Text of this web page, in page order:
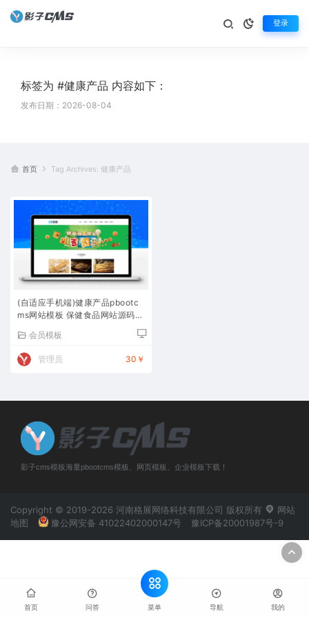
登录
标签为 #健康产品 内容如下：
发布日期：2026-08-04
首页 Tag Archives: 健康产品
(自适应手机端)健康产品pbootc
ms网站模板 保健食品网站源码下
会员模板
管理员 30￥
影子cms模板海量pbootcms模板、网页模板、企业模板下载！
Copyright © 2019-2026 河南格展网络科技有限公司 版权所有
网站
地图
豫公网安备 41022402000147号 豫ICP备20001987号-9
首页 问答 菜单 导航 我的